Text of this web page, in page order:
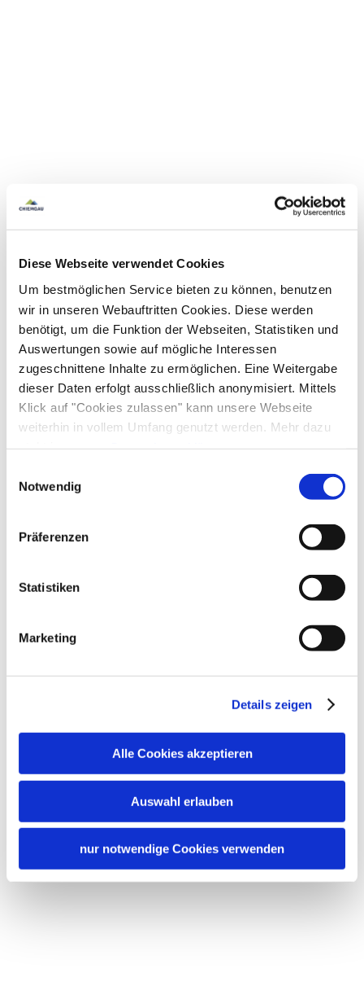
Diese Webseite verwendet Cookies
Um bestmöglichen Service bieten zu können, benutzen
wir in unseren Webauftritten Cookies. Diese werden
benötigt, um die Funktion der Webseiten, Statistiken und
Auswertungen sowie auf mögliche Interessen
zugeschnittene Inhalte zu ermöglichen. Eine Weitergabe
dieser Daten erfolgt ausschließlich anonymisiert. Mittels
Klick auf "Cookies zulassen" kann unsere Webseite
weiterhin in vollem Umfang genutzt werden. Mehr dazu
steht in unserer Datenschutzerklärung.
gelistet.
Notwendig
Präferenzen
Statistiken
Marketing
Details zeigen
Alle Cookies akzeptieren
Auswahl erlauben
nur notwendige Cookies verwenden